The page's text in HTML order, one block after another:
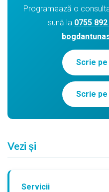
Programează o
sună la 0755
Scrie
Scrie pe
Vezi și
Servicii